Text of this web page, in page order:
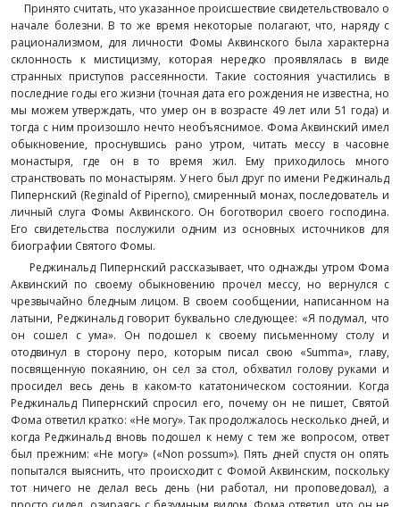
Принято считать, что указанное происшествие свидетельствовало о
начале болезни. В то же время некоторые полагают, что, наряду с
рационализмом, для личности Фомы Аквинского была характерна
склонность к мистицизму, которая нередко проявлялась в виде
странных приступов рассеянности. Такие состояния участились в
последние годы его жизни (точная дата его рождения не известна, но
мы можем утверждать, что умер он в возрасте 49 лет или 51 года) и
тогда с ним произошло нечто необъяснимое. Фома Аквинский имел
обыкновение, проснувшись рано утром, читать мессу в часовне
монастыря, где он в то время жил. Ему приходилось много
странствовать по монастырям. У него был друг по имени Реджинальд
Пипернский (Reginald of Piperno), смиренный монах, последователь и
личный слуга Фомы Аквинского. Он боготворил своего господина.
Его свидетельства послужили одним из основных источников для
биографии Святого Фомы.
Реджинальд Пипернский рассказывает, что однажды утром Фома
Аквинский по своему обыкновению прочел мессу, но вернулся с
чрезвычайно бледным лицом. В своем сообщении, написанном на
латыни, Реджинальд говорит буквально следующее: «Я подумал, что
он сошел с ума». Он подошел к своему письменному столу и
отодвинул в сторону перо, которым писал свою «Summa», главу,
посвященную покаянию, он сел за стол, обхватил голову руками и
просидел весь день в каком-то кататоническом состоянии. Когда
Реджинальд Пипернский спросил его, почему он не пишет, Святой
Фома ответил кратко: «Не могу». Так продолжалось несколько дней, и
когда Реджинальд вновь подошел к нему с тем же вопросом, ответ
был прежним: «Не могу» («Non possum»). Пять дней спустя он опять
попытался выяснить, что происходит с Фомой Аквинским, поскольку
тот ничего не делал весь день (ни работал, ни проповедовал), а